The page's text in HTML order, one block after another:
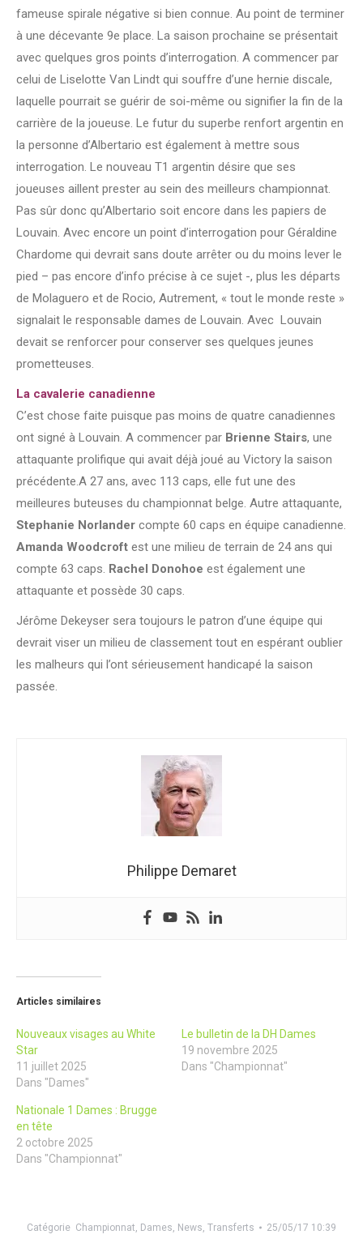
fameuse spirale négative si bien connue. Au point de terminer
à une décevante 9e place. La saison prochaine se présentait
avec quelques gros points d’interrogation. A commencer par
celui de Liselotte Van Lindt qui souffre d’une hernie discale,
laquelle pourrait se guérir de soi-même ou signifier la fin de la
carrière de la joueuse. Le futur du superbe renfort argentin en
la personne d’Albertario est également à mettre sous
interrogation. Le nouveau T1 argentin désire que ses
joueuses aillent prester au sein des meilleurs championnat.
Pas sûr donc qu’Albertario soit encore dans les papiers de
Louvain. Avec encore un point d’interrogation pour Géraldine
Chardome qui devrait sans doute arrêter ou du moins lever le
pied – pas encore d’info précise à ce sujet -, plus les départs
de Molaguero et de Rocio, Autrement, « tout le monde reste »
signalait le responsable dames de Louvain. Avec Louvain
devait se renforcer pour conserver ses quelques jeunes
prometteuses.
La cavalerie canadienne
C’est chose faite puisque pas moins de quatre canadiennes
ont signé à Louvain. A commencer par Brienne Stairs, une
attaquante prolifique qui avait déjà joué au Victory la saison
précédente.A 27 ans, avec 113 caps, elle fut une des
meilleures buteuses du championnat belge. Autre attaquante,
Stephanie Norlander compte 60 caps en équipe canadienne.
Amanda Woodcroft est une milieu de terrain de 24 ans qui
compte 63 caps. Rachel Donohoe est également une
attaquante et possède 30 caps.
Jérôme Dekeyser sera toujours le patron d’une équipe qui
devrait viser un milieu de classement tout en espérant oublier
les malheurs qui l’ont sérieusement handicapé la saison
passée.
Philippe Demaret
Articles similaires
Nouveaux visages au White
Star
11 juillet 2025
Dans "Dames"
Le bulletin de la DH Dames
19 novembre 2025
Dans "Championnat"
Nationale 1 Dames : Brugge
en tête
2 octobre 2025
Dans "Championnat"
Catégorie Championnat, Dames, News, Transferts 25/05/17 10:39